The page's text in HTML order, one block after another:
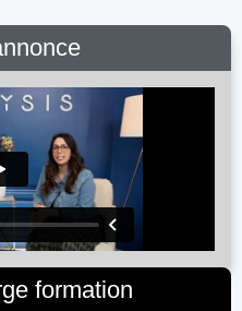
formation